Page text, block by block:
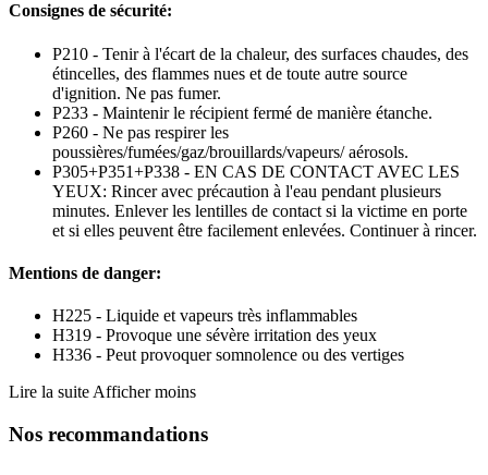
Consignes de sécurité:
P210 - Tenir à l'écart de la chaleur, des surfaces chaudes, des
étincelles, des flammes nues et de toute autre source
d'ignition. Ne pas fumer.
P233 - Maintenir le récipient fermé de manière étanche.
P260 - Ne pas respirer les
poussières/fumées/gaz/brouillards/vapeurs/ aérosols.
P305+P351+P338 - EN CAS DE CONTACT AVEC LES
YEUX: Rincer avec précaution à l'eau pendant plusieurs
minutes. Enlever les lentilles de contact si la victime en porte
et si elles peuvent être facilement enlevées. Continuer à rincer.
Mentions de danger:
H225 - Liquide et vapeurs très inflammables
H319 - Provoque une sévère irritation des yeux
H336 - Peut provoquer somnolence ou des vertiges
Lire la suite Afficher moins
Nos recommandations